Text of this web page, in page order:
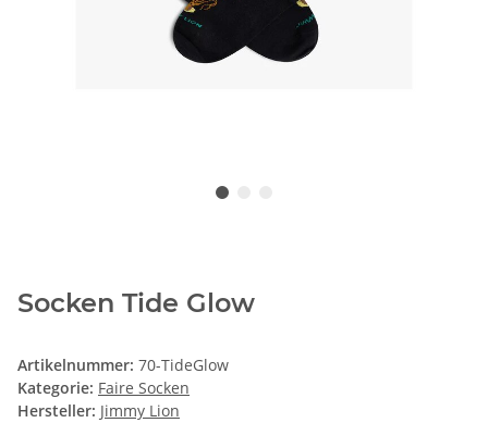
Socken Tide Glow
Artikelnummer: 70-TideGlow
Kategorie: Faire Socken
Hersteller: Jimmy Lion